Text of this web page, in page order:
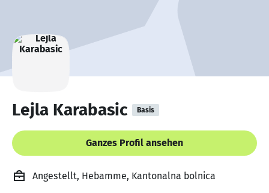
Lejla Karabasic Basis
Ganzes Profil ansehen
Angestellt, Hebamme, Kantonalna bolnica